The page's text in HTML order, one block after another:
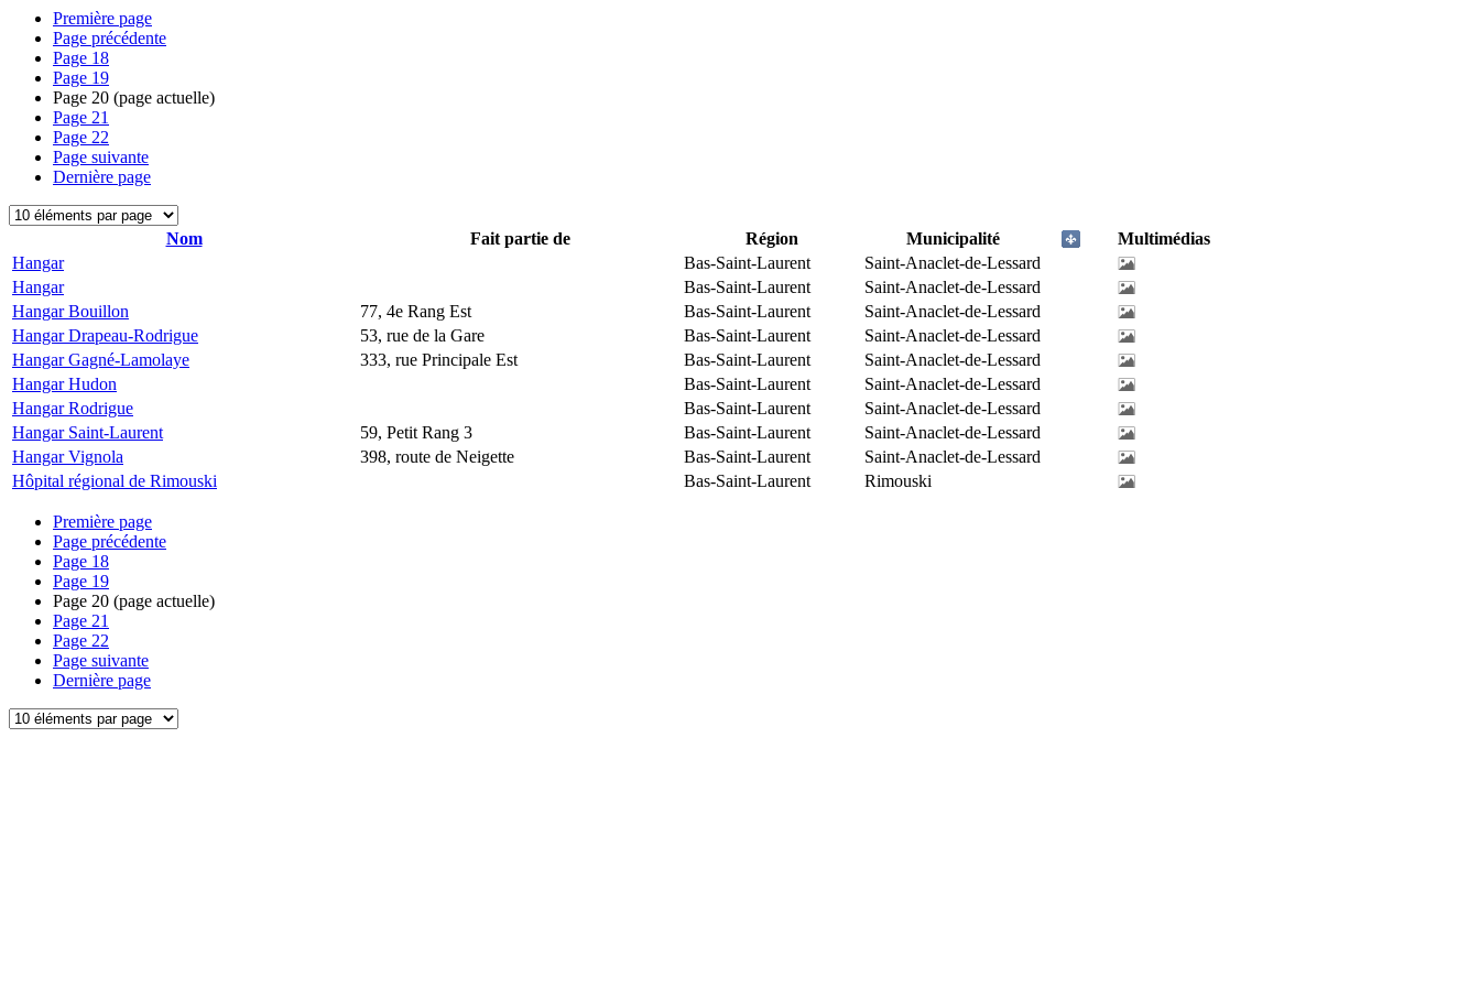
Première page
Page précédente
Page 18
Page 19
Page 20 (page actuelle)
Page 21
Page 22
Page suivante
Dernière page
Nom Fait partie de Région Municipalité
Multimédias
Hangar
Bas-Saint-Laurent
Saint-Anaclet-de-Lessard
Hangar
Bas-Saint-Laurent
Saint-Anaclet-de-Lessard
Hangar Bouillon
77, 4e Rang Est Bas-Saint-Laurent
Saint-Anaclet-de-Lessard
Hangar Drapeau-Rodrigue
53, rue de la Gare Bas-Saint-Laurent
Saint-Anaclet-de-Lessard
Hangar Gagné-Lamolaye
333, rue Principale Est Bas-Saint-Laurent
Saint-Anaclet-de-Lessard
Hangar Hudon
Bas-Saint-Laurent
Saint-Anaclet-de-Lessard
Hangar Rodrigue
Bas-Saint-Laurent
Saint-Anaclet-de-Lessard
Hangar Saint-Laurent
59, Petit Rang 3 Bas-Saint-Laurent
Saint-Anaclet-de-Lessard
Hangar Vignola
398, route de Neigette Bas-Saint-Laurent
Saint-Anaclet-de-Lessard
Hôpital régional de Rimouski
Bas-Saint-Laurent Rimouski
Première page
Page précédente
Page 18
Page 19
Page 20 (page actuelle)
Page 21
Page 22
Page suivante
Dernière page